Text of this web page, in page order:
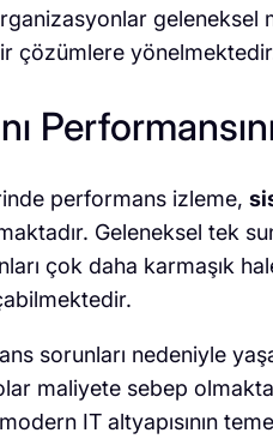
geleneksel
çözümlere
performans izleme,
Geleneksel tek
çok daha karmaşık
sorunları nedeniyle
maliyete sebep
IT altyapısının